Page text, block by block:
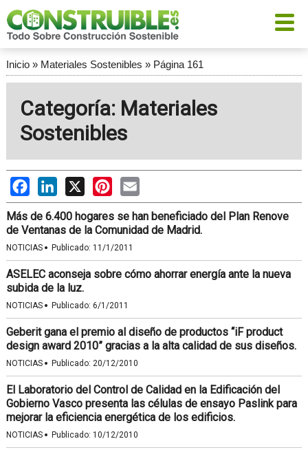
Inicio» Materiales Sostenibles » Página 161
Categoría: Materiales
Sostenibles
FacebookLinkedIn
X PinterestEmail
Más de 6.400 hogares se han beneficiado del Plan Renove
de Ventanas de la Comunidad de Madrid.
NOTICIAS · Publicado: 11/1/2011
ASELEC aconseja sobre cómo ahorrar energía ante la nueva
subida de la luz.
NOTICIAS · Publicado: 6/1/2011
Geberit gana el premio al diseño de productos “iF product
design award 2010” gracias a la alta calidad de sus diseños.
NOTICIAS · Publicado: 20/12/2010
El Laboratorio del Control de Calidad en la Edificación del
Gobierno Vasco presenta las células de ensayo Paslink para
mejorar la eficiencia energética de los edificios.
NOTICIAS · Publicado: 10/12/2010